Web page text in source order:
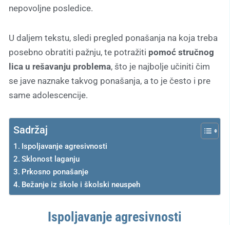
nepovoljne posledice.
U daljem tekstu, sledi pregled ponašanja na koja treba
posebno obratiti pažnju, te potražiti pomoć stručnog
lica u rešavanju problema, što je najbolje učiniti čim
se jave naznake takvog ponašanja, a to je često i pre
same adolescencije.
Sadržaj
Ispoljavanje agresivnosti
Sklonost laganju
Prkosno ponašanje
Bežanje iz škole i školski neuspeh
Ispoljavanje agresivnosti